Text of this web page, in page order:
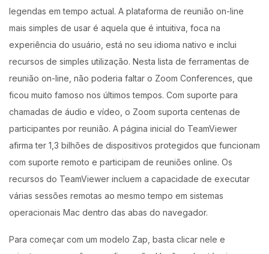
legendas em tempo actual. A plataforma de reunião on-line
mais simples de usar é aquela que é intuitiva, foca na
experiência do usuário, está no seu idioma nativo e inclui
recursos de simples utilização. Nesta lista de ferramentas de
reunião on-line, não poderia faltar o Zoom Conferences, que
ficou muito famoso nos últimos tempos. Com suporte para
chamadas de áudio e vídeo, o Zoom suporta centenas de
participantes por reunião. A página inicial do TeamViewer
afirma ter 1,3 bilhões de dispositivos protegidos que funcionam
com suporte remoto e participam de reuniões online. Os
recursos do TeamViewer incluem a capacidade de executar
várias sessões remotas ao mesmo tempo em sistemas
operacionais Mac dentro das abas do navegador.
Para começar com um modelo Zap, basta clicar nele e